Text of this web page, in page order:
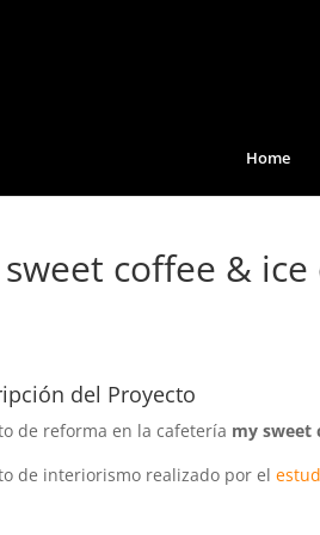
Home
coffee & ice
del Proyecto
de reforma en la cafetería my sweet
de interiorismo realizado por el